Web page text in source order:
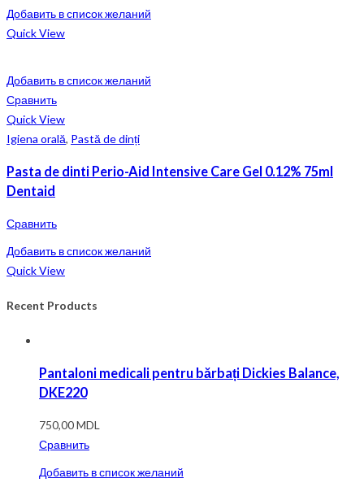
Добавить в список желаний
Quick View
Добавить в список желаний
Сравнить
Quick View
Igiena orală, Pastă de dinți
Pasta de dinti Perio-Aid Intensive Care Gel 0.12% 75ml
Dentaid
Сравнить
Добавить в список желаний
Quick View
Recent Products
Pantaloni medicali pentru bărbați Dickies Balance,
DKE220
750,00MDL
Сравнить
Добавить в список желаний